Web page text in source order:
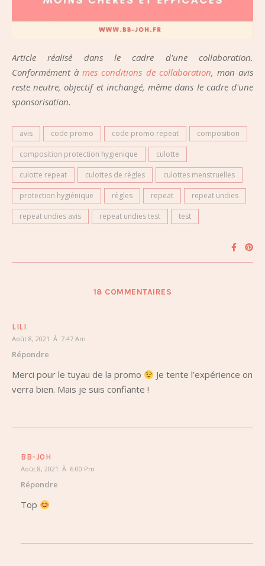
Article réalisé dans le cadre d'une collaboration.
Conformément àmes conditions de collaboration, mon avis
reste neutre, objectif et inchangé, même dans le cadre d'une
sponsorisation.
avis code promo code promo repeat composition
composition protection hygienique culotte
culotte repeat culottes de règles culottes menstruelles
protection hygiénique règles repeat repeat undies
repeat undies avis repeat undies test test
18 COMMENTAIRES
LILI
Août 8, 2021 À 7:47 Am
Répondre
Merci pour le tuyau de la promo
Je tente l’expérience on
verra bien. Mais je suis confiante !
BB-JOH
Août 8, 2021 À 6:00 Pm
Répondre
Top